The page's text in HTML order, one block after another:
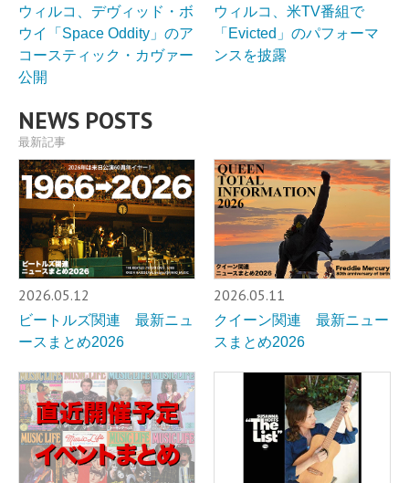
ウィルコ、デヴィッド・ボ
ウイ「Space Oddity」のア
コースティック・カヴァー
公開
ウィルコ、米TV番組で
「Evicted」のパフォーマ
ンスを披露
NEWS POSTS
最新記事
2026.05.12
ビートルズ関連 最新ニュ
ースまとめ2026
2026.05.11
クイーン関連 最新ニュー
スまとめ2026